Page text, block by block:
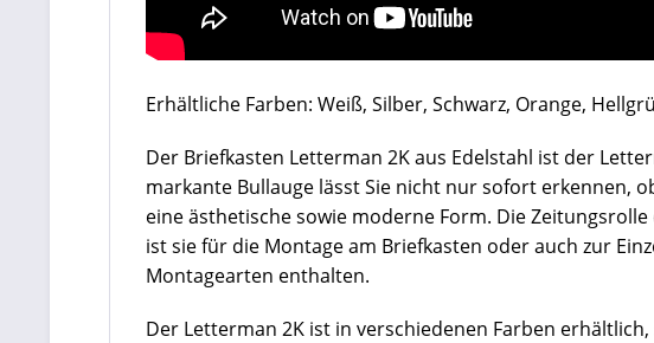
Erhältliche Farben: Weiß, Silber, Schwarz, Orange,
Der Briefkasten Letterman 2K aus Edelstahl ist der
markante Bullauge lässt Sie nicht nur sofort erkennen,
eine ästhetische sowie moderne Form. Die
ist sie für die Montage am Briefkasten oder auch zur
Montagearten enthalten.
Der Letterman 2K ist in verschiedenen Farben